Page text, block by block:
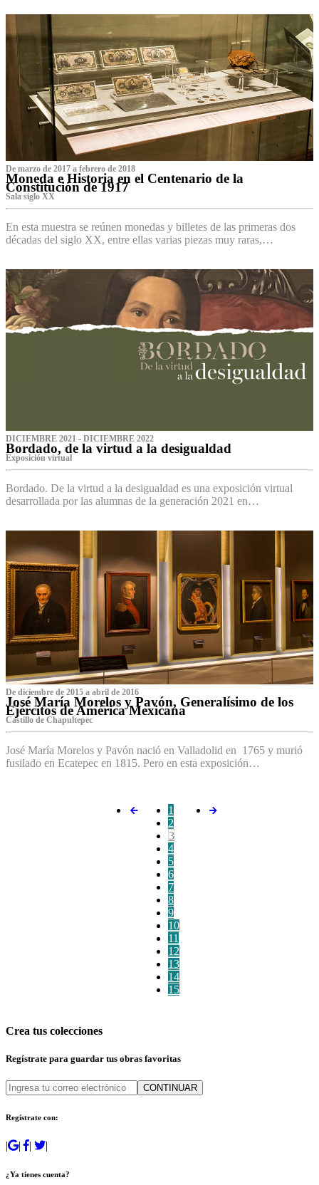
De marzo de 2017 a febrero de 2018
Moneda e Historia en el Centenario de la
Constitución de 1917
Sala siglo XX
En esta muestra se reúnen monedas y billetes de las primeras dos
décadas del siglo XX, entre ellas varias piezas muy raras,…
DICIEMBRE 2021 - DICIEMBRE 2022
Bordado, de la virtud a la desigualdad
Exposición virtual‌
Bordado. De la virtud a la desigualdad es una exposición virtual
desarrollada por las alumnas de la generación 2021 en…
De diciembre de 2015 a abril de 2016
José María Morelos y Pavón, Generalísimo de los
Ejércitos de América Mexicana
C‌astillo de Chapultepec
José María Morelos y Pavón nació en Valladolid en 1765 y murió
fusilado en Ecatepec en 1815. Pero en esta exposición…
1
2
3
4
5
6
7
8
9
10
11
12
13
14
15
Crea tus colecciones
Regístrate para guardar tus obras favoritas
CONTINUAR
Regístrate con:
| | | |
¿Ya tienes cuenta?